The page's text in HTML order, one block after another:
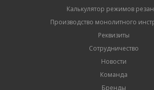
Калькулятор режимов
Производство монолитного
Реквизиты
Сотрудничество
Новости
Команда
Бренды